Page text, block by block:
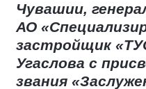
Чувашии,
АО
застройщик
Угаслова с
звания